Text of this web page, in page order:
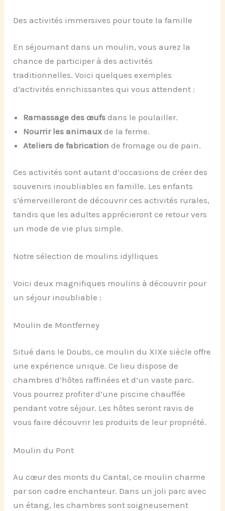
Des activités immersives pour toute la famille
En séjournant dans un moulin, vous aurez la
chance de participer à des activités
traditionnelles. Voici quelques exemples
d’activités enrichissantes qui vous attendent :
Ramassage des œufs dans le poulailler.
Nourrir les animaux de la ferme.
Ateliers de fabrication de fromage ou de pain.
Ces activités sont autant d’occasions de créer des
souvenirs inoubliables en famille. Les enfants
s’émerveilleront de découvrir ces activités rurales,
tandis que les adultes apprécieront ce retour vers
un mode de vie plus simple.
Notre sélection de moulins idylliques
Voici deux magnifiques moulins à découvrir pour
un séjour inoubliable :
Moulin de Montferney
Situé dans le Doubs, ce moulin du XIXe siècle offre
une expérience unique. Ce lieu dispose de
chambres d’hôtes raffinées et d’un vaste parc.
Vous pourrez profiter d’une piscine chauffée
pendant votre séjour. Les hôtes seront ravis de
vous faire découvrir les produits de leur propriété.
Moulin du Pont
Au cœur des monts du Cantal, ce moulin charme
par son cadre enchanteur. Dans un joli parc avec
un étang, les chambres sont soigneusement